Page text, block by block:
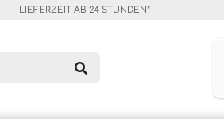
LIEFERZEIT AB 24 STUNDEN*